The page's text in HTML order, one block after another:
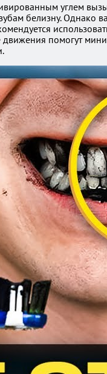
углем
белизну.
движения помогут